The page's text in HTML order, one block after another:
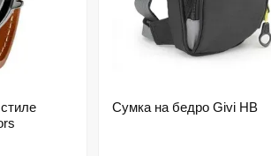
Сумка на бедро Givi HB